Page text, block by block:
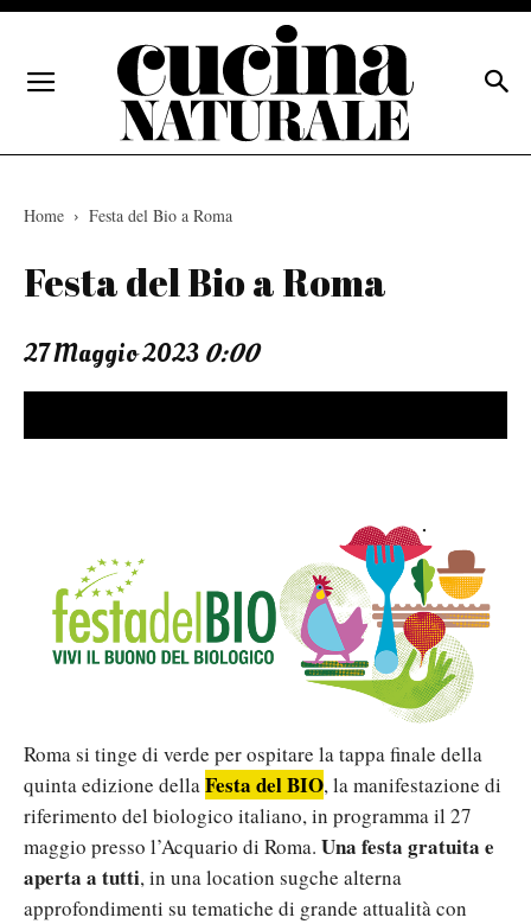
Home Festa del Bio a Roma
Festa del Bio a Roma
27 Maggio 2023 0:00
Roma si tinge di verde per ospitare la tappa finale della
quinta edizione dellaFesta del BIO, la manifestazione di
riferimento del biologico italiano, in programma il 27
maggio presso l’Acquario di Roma. Una festa gratuita e
aperta a tutti, in una location sugche alterna
approfondimenti su tematiche di grande attualità con